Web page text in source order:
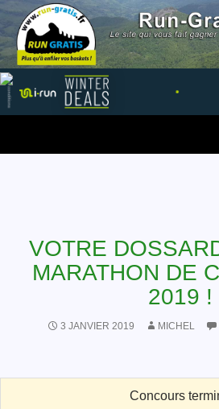
VOTRE
MARATHON DE
2019 !
3 JANVIER 2019 MICHEL
Concours